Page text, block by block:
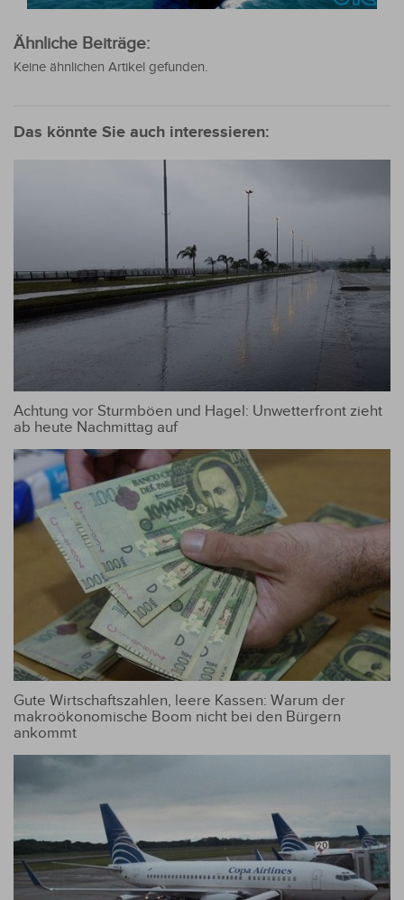
Ähnliche Beiträge:
Keine ähnlichen Artikel gefunden.
Das könnte Sie auch interessieren:
Achtung vor Sturmböen und Hagel: Unwetterfront zieht
ab heute Nachmittag auf
Gute Wirtschaftszahlen, leere Kassen: Warum der
makroökonomische Boom nicht bei den Bürgern
ankommt